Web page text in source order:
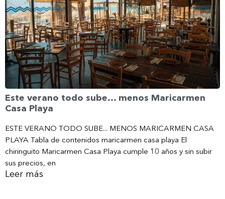
Este verano todo sube… menos Maricarmen
Casa Playa
ESTE VERANO TODO SUBE... MENOS MARICARMEN CASA
PLAYA Tabla de contenidos maricarmen casa playa El
chiringuito Maricarmen Casa Playa cumple 10 años y sin subir
sus precios, en
Leer más